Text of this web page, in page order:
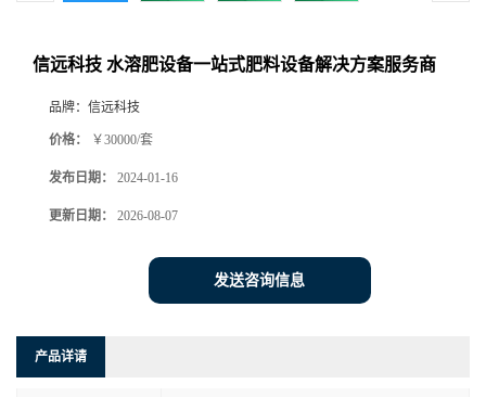
信远科技 水溶肥设备一站式肥料设备解决方案服务商
品牌： 信远科技
价格： ￥30000/套
发布日期： 2024-01-16
更新日期： 2026-08-07
发送咨询信息
产品详请